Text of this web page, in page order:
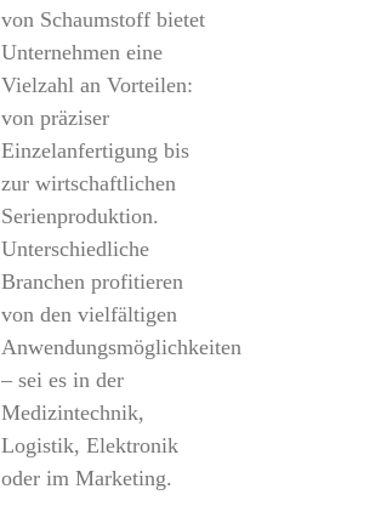
von Schaumstoff bietet
Unternehmen eine
Vielzahl an Vorteilen:
von präziser
Einzelanfertigung bis
zur wirtschaftlichen
Serienproduktion.
Unterschiedliche
Branchen profitieren
von den vielfältigen
Anwendungsmöglichkeiten
– sei es in der
Medizintechnik,
Logistik, Elektronik
oder im Marketing.